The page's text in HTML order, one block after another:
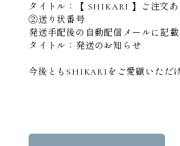
タイトル：【 SHIKARI 】ご注文
②送り状番号
発送手配後の自動配信メールに記載
タイトル：発送のお知らせ
今後ともSHIKARIをご愛顧いただ